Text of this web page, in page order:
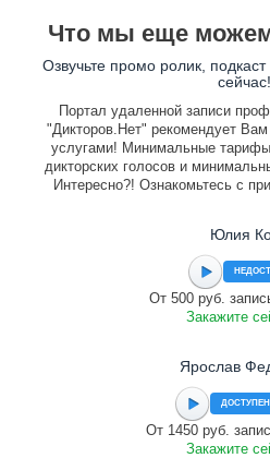
Что мы еще
Озвучьте промо ролик,
сейчас!
Портал удаленной записи
"Дикторов.Нет" рекомендует
услугами! Минимальные
дикторских голосов и
Интересно?! Ознакомьтесь с
Юлия
От 500 руб.
Закажите
Ярослав
ДОСТУПЕН
От 1450 руб.
Закажите